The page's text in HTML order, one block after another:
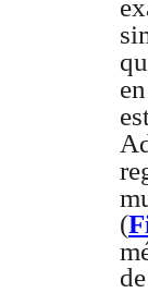
(